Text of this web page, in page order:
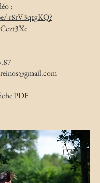
:
r8rV3qtgKQ?
PDF